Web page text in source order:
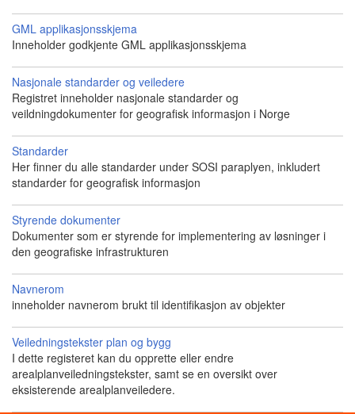
GML applikasjonsskjema
Inneholder godkjente GML applikasjonsskjema
Nasjonale standarder og veiledere
Registret inneholder nasjonale standarder og
veildningdokumenter for geografisk informasjon i Norge
Standarder
Her finner du alle standarder under SOSI paraplyen, inkludert
standarder for geografisk informasjon
Styrende dokumenter
Dokumenter som er styrende for implementering av løsninger i
den geografiske infrastrukturen
Navnerom
inneholder navnerom brukt til identifikasjon av objekter
Veiledningstekster plan og bygg
I dette registeret kan du opprette eller endre
arealplanveiledningstekster, samt se en oversikt over
eksisterende arealplanveiledere.